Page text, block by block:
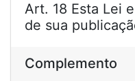
Art. 18 Esta Lei
de sua
Complemento